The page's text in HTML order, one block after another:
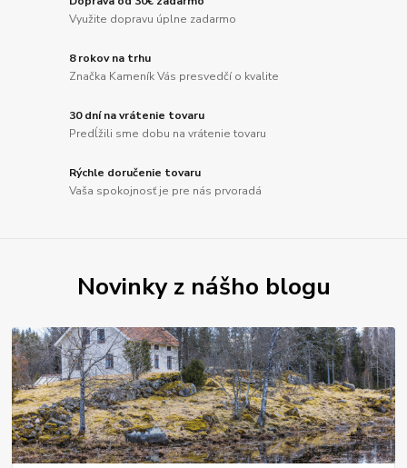
Využite dopravu úplne zadarmo
8 rokov na trhu
Značka Kameník Vás presvedčí o kvalite
30 dní na vrátenie tovaru
Predĺžili sme dobu na vrátenie tovaru
Rýchle doručenie tovaru
Vaša spokojnosť je pre nás prvoradá
Novinky z nášho blogu